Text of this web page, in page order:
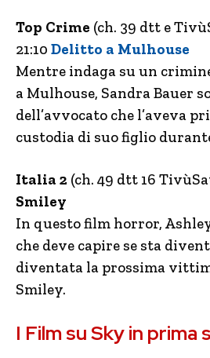
Top Crime (ch. 39 dtt e
21:10 Delitto a Mulhouse
Mentre indaga su un
a Mulhouse, Sandra Bauer
dell’avvocato che l’aveva
custodia di suo figlio
Italia 2 (ch. 49 dtt 16
Smiley
In questo film horror,
che deve capire se sta
diventata la prossima
Smiley.
I Film su Sky in prima